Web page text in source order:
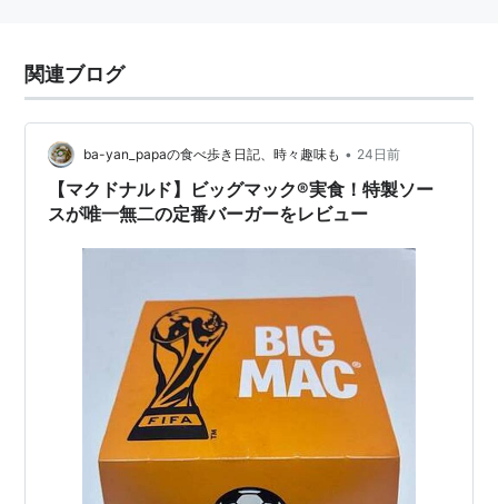
ダブルビーフパティ（オーストラリア産・ニュージ
ーランド産100％ビーフ）
生野菜
チーズ
ビッグマックソース
食べ方
食すことが難しいメニュー。
「層に分けて食べる」「食べる前に上下から圧縮する」
変形派と、「こぼれて当たり前だから気にしない」豪快
派に分かれるようだ。一口目から最後の一口までつかん
で離さないのがうまく食べるコツ。
日本マクドナルド創業40周年記念価格
関連ブログ
ba-yan_papaの食べ歩き日記、時々趣味も • 24日前
【マクドナルド】ビッグマック®実食！特製ソー
スが唯一無二の定番バーガーをレビュー